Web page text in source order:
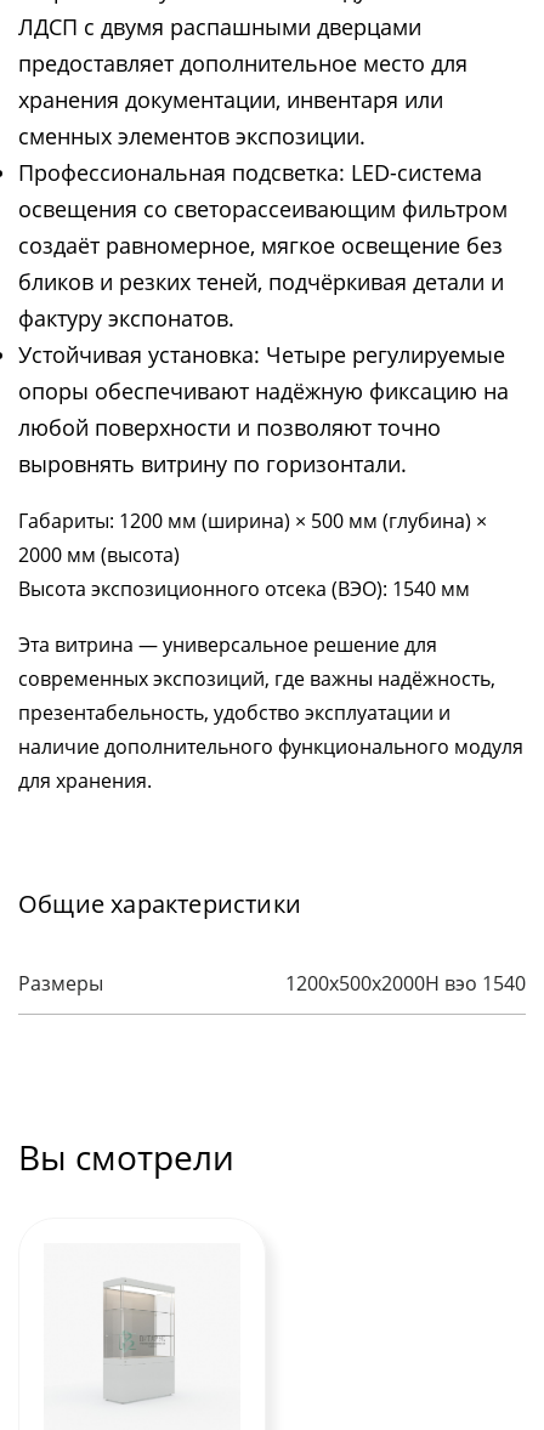
ЛДСП с двумя распашными дверцами
предоставляет дополнительное место для
хранения документации, инвентаря или
сменных элементов экспозиции.
Профессиональная подсветка: LED-система
освещения со светорассеивающим фильтром
создаёт равномерное, мягкое освещение без
бликов и резких теней, подчёркивая детали и
фактуру экспонатов.
Устойчивая установка: Четыре регулируемые
опоры обеспечивают надёжную фиксацию на
любой поверхности и позволяют точно
выровнять витрину по горизонтали.
Габариты: 1200 мм (ширина) × 500 мм (глубина) ×
2000 мм (высота)
Высота экспозиционного отсека (ВЭО): 1540 мм
Эта витрина — универсальное решение для
современных экспозиций, где важны надёжность,
презентабельность, удобство эксплуатации и
наличие дополнительного функционального модуля
для хранения.
Общие характеристики
Размеры 1200х500х2000H вэо 1540
Вы смотрели